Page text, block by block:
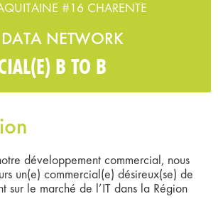
#16 CHARENTE
DATA NETWORK
B TO B
développement commercial, nous
un(e) commercial(e) désireux(se) de
sur le marché de l’IT dans la Région